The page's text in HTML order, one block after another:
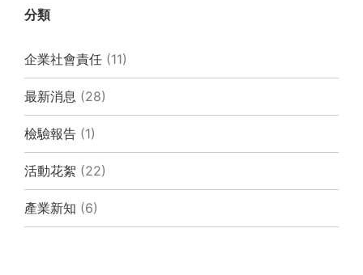
分類
企業社會責任 (11)
最新消息 (28)
檢驗報告 (1)
活動花絮 (22)
產業新知 (6)